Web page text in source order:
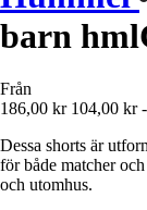
barn
Från
186,00 kr 104,00 kr
Dessa shorts är
för både matcher
och utomhus.